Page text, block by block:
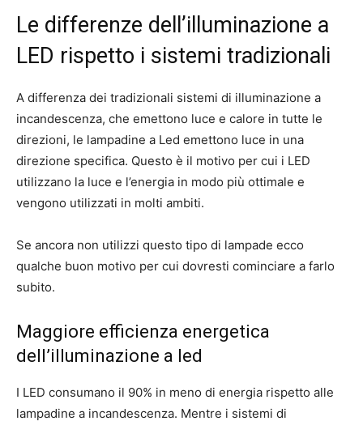
Le differenze dell’illuminazione a
LED rispetto i sistemi tradizionali
A differenza dei tradizionali sistemi di illuminazione a
incandescenza, che emettono luce e calore in tutte le
direzioni, le lampadine a Led emettono luce in una
direzione specifica. Questo è il motivo per cui i LED
utilizzano la luce e l’energia in modo più ottimale e
vengono utilizzati in molti ambiti.
Se ancora non utilizzi questo tipo di lampade ecco
qualche buon motivo per cui dovresti cominciare a farlo
subito.
Maggiore efficienza energetica
dell’illuminazione a led
I LED consumano il 90% in meno di energia rispetto alle
lampadine a incandescenza. Mentre i sistemi di